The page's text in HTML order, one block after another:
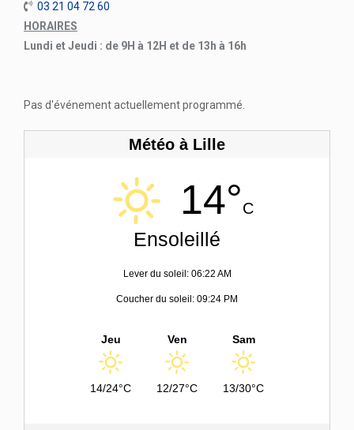
03 21 04 72 60
HORAIRES
Lundi et Jeudi : de 9H à 12H et de 13h à 16h
Pas d'événement actuellement programmé.
Météo à Lille
14°C
Ensoleillé
Lever du soleil: 06:22 AM
Coucher du soleil: 09:24 PM
Jeu
14/24°C
Ven
12/27°C
Sam
13/30°C